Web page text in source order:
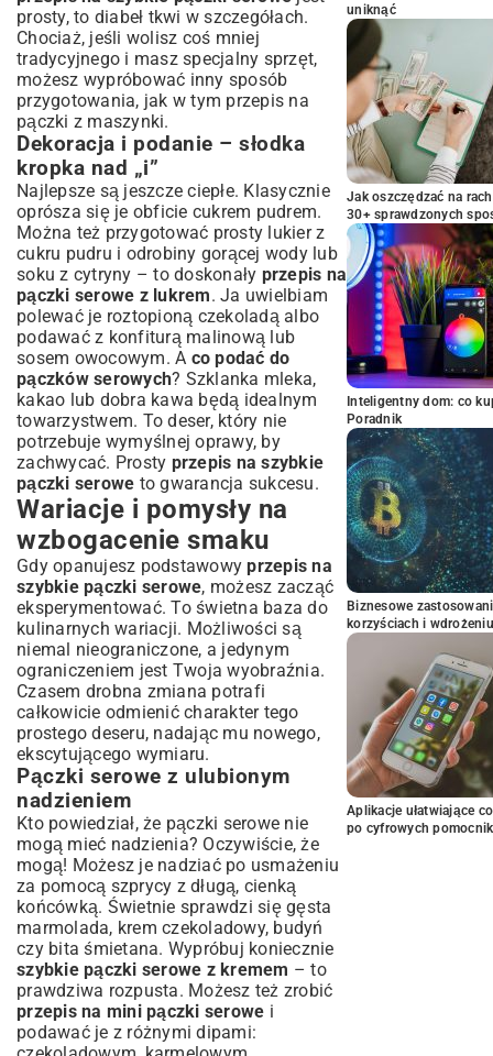
prosty, to diabeł tkwi w szczegółach.
Chociaż, jeśli wolisz coś mniej
tradycyjnego i masz specjalny sprzęt,
możesz wypróbować inny sposób
przygotowania, jak w tym przepis na
pączki z maszynki.
Dekoracja i podanie – słodka
kropka nad „i”
Najlepsze są jeszcze ciepłe. Klasycznie
oprósza się je obficie cukrem pudrem.
Można też przygotować prosty lukier z
cukru pudru i odrobiny gorącej wody lub
soku z cytryny – to doskonały przepis na
pączki serowe z lukrem. Ja uwielbiam
polewać je roztopioną czekoladą albo
podawać z konfiturą malinową lub
sosem owocowym. A co podać do
pączków serowych? Szklanka mleka,
kakao lub dobra kawa będą idealnym
towarzystwem. To deser, który nie
potrzebuje wymyślnej oprawy, by
zachwycać. Prosty przepis na szybkie
pączki serowe to gwarancja sukcesu.
Wariacje i pomysły na
wzbogacenie smaku
Gdy opanujesz podstawowyprzepis na
szybkie pączki serowe, możesz zacząć
eksperymentować. To świetna baza do
kulinarnych wariacji. Możliwości są
niemal nieograniczone, a jedynym
ograniczeniem jest Twoja wyobraźnia.
Czasem drobna zmiana potrafi
całkowicie odmienić charakter tego
prostego deseru, nadając mu nowego,
ekscytującego wymiaru.
Pączki serowe z ulubionym
nadzieniem
Kto powiedział, że pączki serowe nie
mogą mieć nadzienia? Oczywiście, że
mogą! Możesz je nadziać po usmażeniu
za pomocą szprycy z długą, cienką
końcówką. Świetnie sprawdzi się gęsta
marmolada, krem czekoladowy, budyń
czy bita śmietana. Wypróbuj koniecznie
szybkie pączki serowe z kremem – to
prawdziwa rozpusta. Możesz też zrobić
przepis na mini pączki serowe i
podawać je z różnymi dipami:
uniknąć
Jak oszczędzać na
30+ sprawdzonych
Inteligentny dom: co
Poradnik
Biznesowe
korzyściach i wdrożeniu
Aplikacje ułatwiające
po cyfrowych